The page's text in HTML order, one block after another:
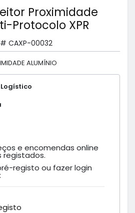
Proximidade
Protocolo XPR
CAXP-00032
ALUMÍNIO
e encomendas online
registados.
registo ou fazer login